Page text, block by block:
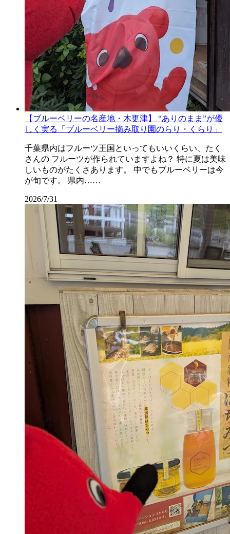
【ブルーベリーの名産地・木更津】 “ありのまま”が優
しく実る「ブルーベリー摘み取り園のらり・くらり」
千葉県内はフルーツ王国といってもいいくらい、たく
さんの フルーツが作られていますよね？ 特に夏は美味
しいものがたくさあります。 中でもブルーベリーは今
が旬です。 県内……
2026/7/31